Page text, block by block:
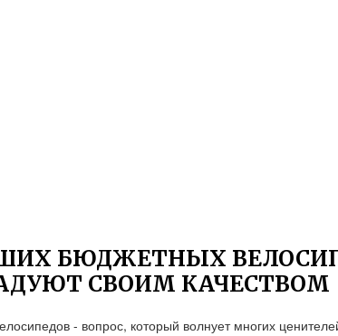
БЮДЖЕТНЫХ
СВОИМ КАЧЕСТВОМ
- вопрос, который волнует многих